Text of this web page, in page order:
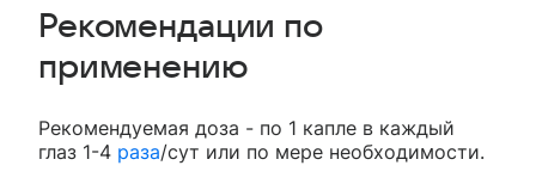
Рекомендации по
применению
Рекомендуемая доза - по 1 капле в каждый
глаз 1-4 раза/сут или по мере необходимости.